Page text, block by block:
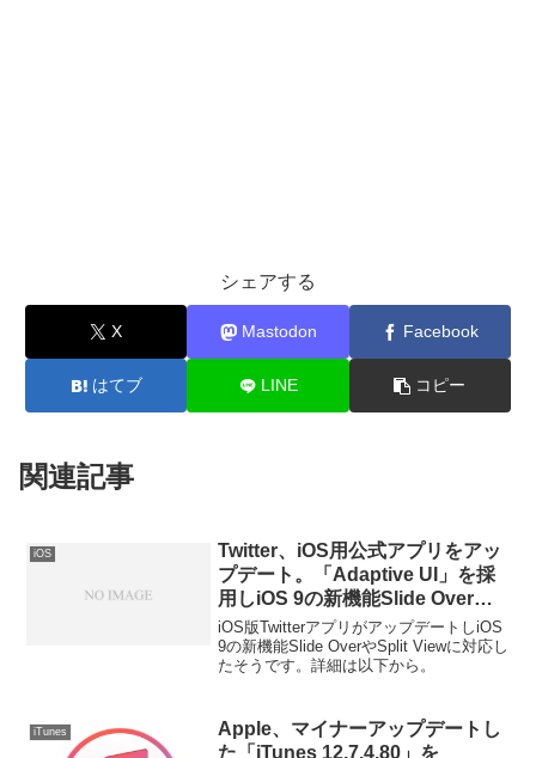
シェアする
X Mastodon Facebook
はてブ LINE コピー
関連記事
iOS
Twitter、iOS用公式アプリをアッ
プデート。「Adaptive UI」を採
用しiOS 9の新機能Slide Overや
Split Viewでも最適の表示が可能
に。
iOS版TwitterアプリがアップデートしiOS
9の新機能Slide OverやSplit Viewに対応し
たそうです。詳細は以下から。
iTunes
Apple、マイナーアップデートし
た「iTunes 12.7.4.80」を